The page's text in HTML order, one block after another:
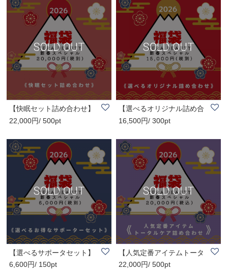
【快眠セット詰め合わせ】
新春スペシャル..
22,000円/ 500pt
【選べるオリジナル詰め合
わせセット】新..
16,500円/ 300pt
【選べるサポータセット】
新春スペシャル..
6,600円/ 150pt
【人気定番アイテムトータ
ルケア詰め合わ..
22,000円/ 500pt